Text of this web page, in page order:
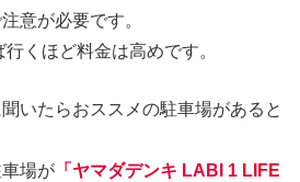
意が必要です。
くほど料金は高めです。
いたらおススメの駐車場があると
場が 「ヤマダデンキ LABI 1 LIFE